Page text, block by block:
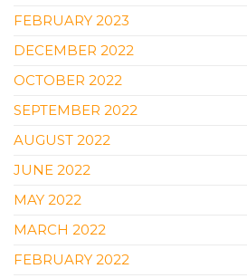
FEBRUARY 2023
DECEMBER 2022
OCTOBER 2022
SEPTEMBER 2022
AUGUST 2022
JUNE 2022
MAY 2022
MARCH 2022
FEBRUARY 2022